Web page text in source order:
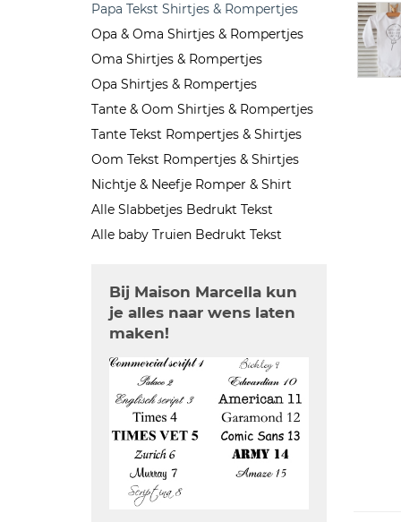
Papa Tekst Shirtjes & Rompertjes
Opa & Oma Shirtjes & Rompertjes
Oma Shirtjes & Rompertjes
Opa Shirtjes & Rompertjes
Tante & Oom Shirtjes & Rompertjes
Tante Tekst Rompertjes & Shirtjes
Oom Tekst Rompertjes & Shirtjes
Nichtje & Neefje Romper & Shirt
Alle Slabbetjes Bedrukt Tekst
Alle baby Truien Bedrukt Tekst
Bij Maison Marcella kun
je alles naar wens laten
maken!